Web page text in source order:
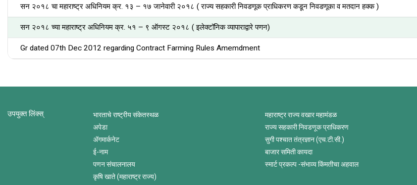
सन २०१८ चा महाराष्ट्र अधिनियम क्र. १३ – १७ जानेवारी २०१८ ( राज्य सहकारी निवडणूक प्राधिकरण कडून निवडणूका व मतदान हक्क )
सन २०१८ च्या महाराष्ट्र अधिनियम क्र. ५१ – ९ ऑगस्ट २०१८ ( इलेक्टॉनिक व्यापाराद्वारे पणन)
Gr dated 07th Dec 2012 regarding Contract Farming Rules Amemdment
उपयुक्त लिंक्स्
भारताचे राष्ट्रीय संकेतस्थळ
अपेडा
ॲगमार्कनेट
ई-नाम
पणन संचालनालय
कृषि खाते (महाराष्ट्र राज्य)
महाराष्ट्र राज्य वखार महामंडळ
राज्य सहकारी निवडणूक प्राधिकरण
सुगी पश्चात तंत्रज्ञान (एच.टी.सी.)
बाजार समिती कायदा
स्मार्ट प्रकल्प -संभाव्य किंमतीचा अहवाल